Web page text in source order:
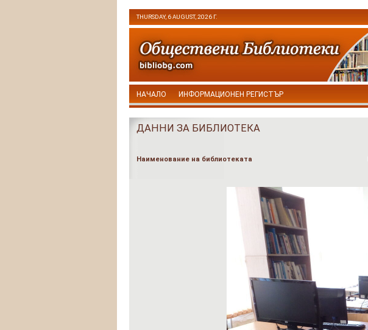
THURSDAY, 6 AUGUST, 2026 Г.
НАЧАЛО ИНФОРМАЦИОНЕН РЕГИСТЪР
ДАННИ ЗА БИБЛИОТЕКА
Наименование на библиотеката